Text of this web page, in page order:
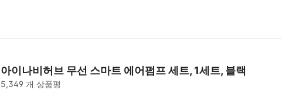
아이나비허브 무선 스마트 에어펌프 세트, 1세트, 블랙
5,349 개 상품평